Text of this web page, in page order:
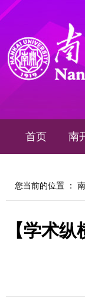
首页 南
您当前的位置 ：
【学术